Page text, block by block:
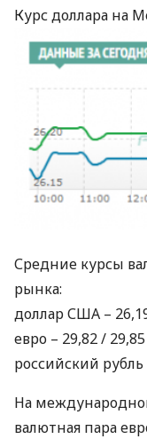
Курс доллара на
Средние курсы
рынка:
долларСША –
евро – 29,82 / 29,85
российский рубль
На
валютная пара